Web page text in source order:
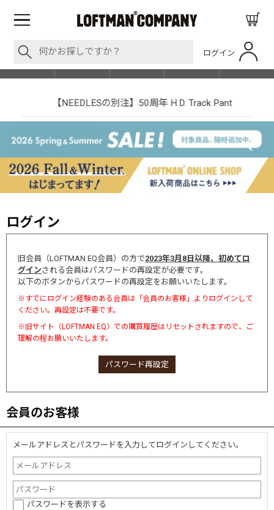
ログイン
SHOP LIST
【NEEDLESの別注】50周年 H.D. Track Pant
ログイン
旧会員（LOFTMAN EQ会員）の方で2023年3月8日以降、初めてロ
グインされる会員はパスワードの再設定が必要です。
以下のボタンからパスワードの再設定をお願いいたします。
※すでにログイン経験のある会員は「会員のお客様」よりログインして
ください。再設定は不要です。
※旧サイト（LOFTMAN EQ）での購買履歴はリセットされますので、ご
理解の程お願いいたします。
パスワード再設定
会員のお客様
メールアドレスとパスワードを入力してログインしてください。
パスワードを表示する